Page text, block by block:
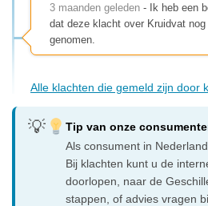
3 maanden geleden - Ik heb een
dat deze klacht over Kruidvat
genomen.
Alle klachten die gemeld zijn door
Tip van onze
Als consument in
Bij klachten kunt u de
doorlopen, naar de
stappen, of advies vragen